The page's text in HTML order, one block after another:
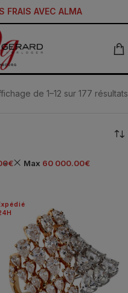
FRAIS AVEC ALMA
de 1–12 sur 177 résultats
€ Max 60 000.00€